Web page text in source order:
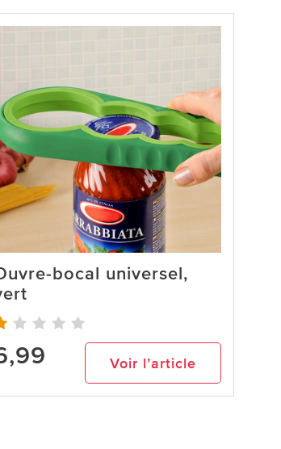
bocal universel,
Voir l’article